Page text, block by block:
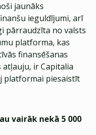
jaunāks
ieguldījumi, arī
pārraudzīta no valsts
platforma, kas
finansēšanas
ir Capitalia
platformai piesaistīt
vairāk nekā 5 000